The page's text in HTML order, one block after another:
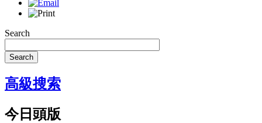
Search
Search
高級搜索
今日頭版